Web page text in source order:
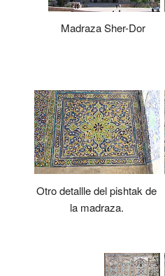
Madraza Sher-Dor
Otro detallle del pishtak de
la madraza.